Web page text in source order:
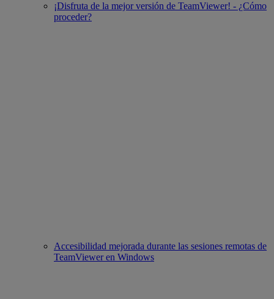
¡Disfruta de la mejor versión de TeamViewer! - ¿Cómo
proceder?
Accesibilidad mejorada durante las sesiones remotas de
TeamViewer en Windows